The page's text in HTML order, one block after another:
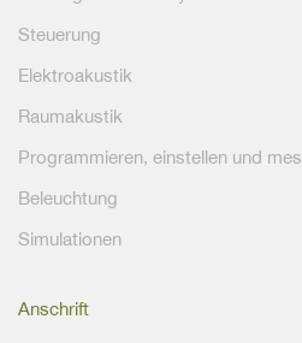
Steuerung
Elektroakustik
Raumakustik
Programmieren, einstellen und
Beleuchtung
Simulationen
Anschrift